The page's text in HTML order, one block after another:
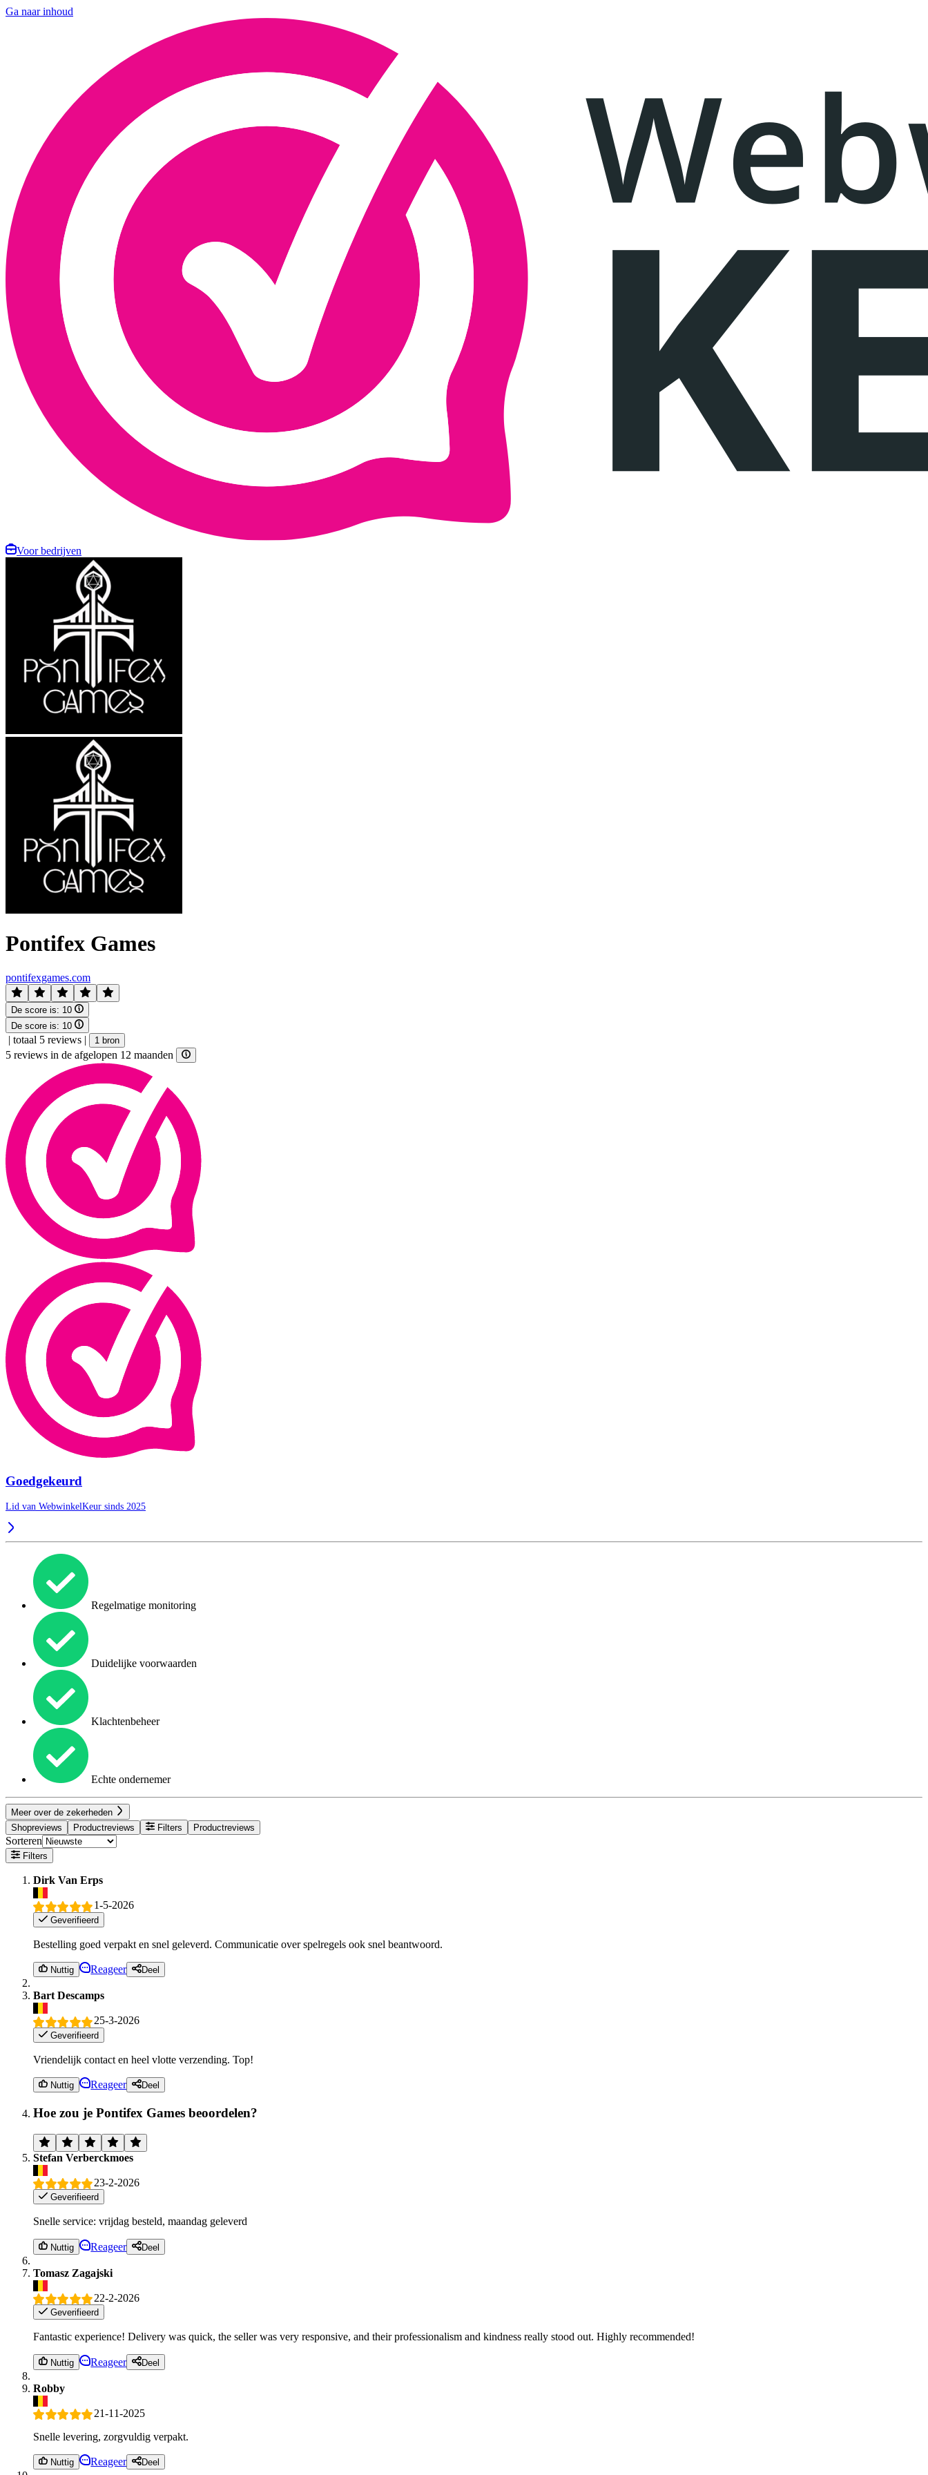
Ga naar inhoud
Voor bedrijven
Pontifex Games
pontifexgames.com
De score is: 10
De score is: 10
| totaal 5 reviews | 1 bron
5 reviews in de afgelopen 12 maanden
Goedgekeurd
Lid van WebwinkelKeur sinds 2025
Regelmatige monitoring
Duidelijke voorwaarden
Klachtenbeheer
Echte ondernemer
Meer over de zekerheden
Shopreviews
Productreviews Filters Productreviews
Sorteren
Filters
Dirk Van Erps
1-5-2026
Geverifieerd
Bestelling goed verpakt en snel geleverd. Communicatie over spelregels ook snel beantwoord.
Nuttig Reageer Deel
Bart Descamps
25-3-2026
Geverifieerd
Vriendelijk contact en heel vlotte verzending. Top!
Nuttig Reageer Deel
Hoe zou je Pontifex Games beoordelen?
Stefan Verberckmoes
23-2-2026
Geverifieerd
Snelle service: vrijdag besteld, maandag geleverd
Nuttig Reageer Deel
Tomasz Zagajski
22-2-2026
Geverifieerd
Fantastic experience! Delivery was quick, the seller was very responsive, and their professionalism and kindness really stood out. Highly recommended!
Nuttig Reageer Deel
Robby
21-11-2025
Snelle levering, zorgvuldig verpakt.
Nuttig Reageer Deel